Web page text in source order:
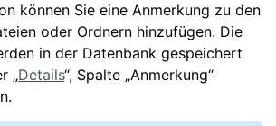
können Sie eine Anmerkung zu den
oder Ordnern hinzufügen. Die
in der Datenbank gespeichert
„Details“, Spalte „Anmerkung“